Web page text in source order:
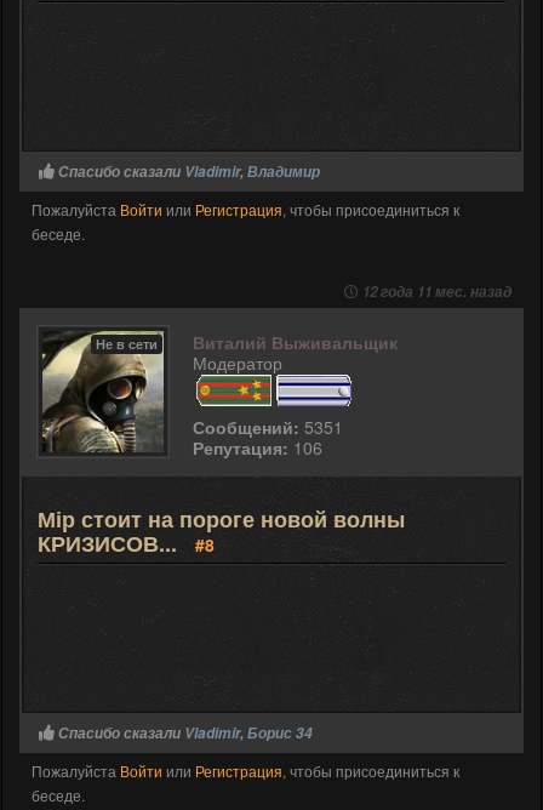
Спасибо сказали Vladimir, Владимир
Пожалуйста Войти или Регистрация, чтобы присоединиться к
беседе.
12 года 11 мес. назад
Не в сети
Виталий Выживальщик
Модератор
Сообщений: 5351
Репутация: 106
Мір стоит на пороге новой волны
КРИЗИСОВ... #8
Спасибо сказали Vladimir, Борис 34
Пожалуйста Войти или Регистрация, чтобы присоединиться к
беседе.